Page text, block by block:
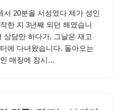
서 20분을 서성였다 제가 성인
한 지 3년째 되던 해였습니
상담만 하다가, 그날은 재고
에 다녀왔습니다. 돌아오는
매장에 잠시…